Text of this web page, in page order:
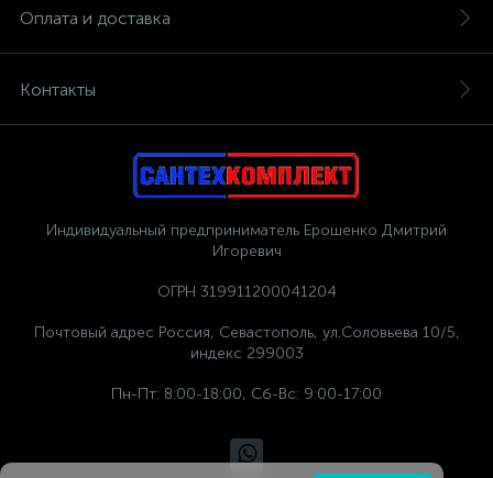
Оплата и доставка
Контакты
Индивидуальный предприниматель Ерошенко Дмитрий
Игоревич
ОГРН 319911200041204
Почтовый адрес Россия, Севастополь, ул.Соловьева 10/5,
индекс 299003
Пн-Пт: 8:00-18:00, Сб-Вс: 9:00-17:00